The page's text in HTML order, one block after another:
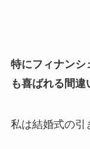
特にフィナンシ
も喜ばれる間
私は結婚式の引